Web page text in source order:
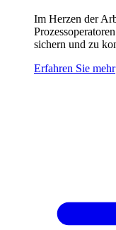
Im Herzen der
sichern und zu
Erfahren Sie mehr